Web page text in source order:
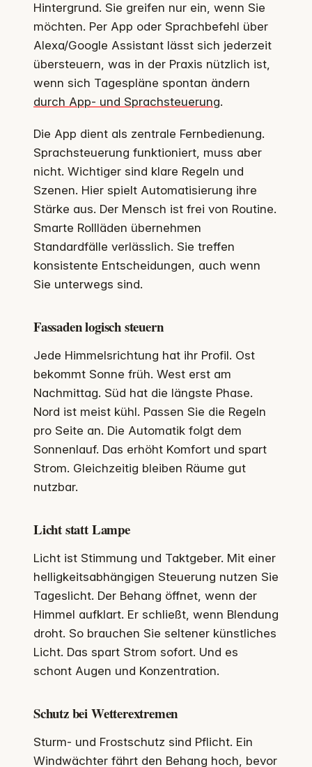
Hintergrund. Sie greifen nur ein, wenn Sie
möchten. Per App oder Sprachbefehl über
Alexa/Google Assistant lässt sich jederzeit
übersteuern, was in der Praxis nützlich ist,
wenn sich Tagespläne spontan ändern
durch App‑ und Sprachsteuerung.
Die App dient als zentrale Fernbedienung.
Sprachsteuerung funktioniert, muss aber
nicht. Wichtiger sind klare Regeln und
Szenen. Hier spielt Automatisierung ihre
Stärke aus. Der Mensch ist frei von Routine.
Smarte Rollläden übernehmen
Standardfälle verlässlich. Sie treffen
konsistente Entscheidungen, auch wenn
Sie unterwegs sind.
Fassaden logisch steuern
Jede Himmelsrichtung hat ihr Profil. Ost
bekommt Sonne früh. West erst am
Nachmittag. Süd hat die längste Phase.
Nord ist meist kühl. Passen Sie die Regeln
pro Seite an. Die Automatik folgt dem
Sonnenlauf. Das erhöht Komfort und spart
Strom. Gleichzeitig bleiben Räume gut
nutzbar.
Licht statt Lampe
Licht ist Stimmung und Taktgeber. Mit einer
helligkeitsabhängigen Steuerung nutzen Sie
Tageslicht. Der Behang öffnet, wenn der
Himmel aufklart. Er schließt, wenn Blendung
droht. So brauchen Sie seltener künstliches
Licht. Das spart Strom sofort. Und es
schont Augen und Konzentration.
Schutz bei Wetterextremen
Sturm- und Frostschutz sind Pflicht. Ein
Windwächter fährt den Behang hoch, bevor